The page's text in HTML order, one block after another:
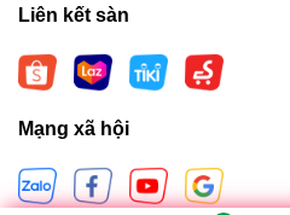
Liên kết sàn
Mạng xã hội